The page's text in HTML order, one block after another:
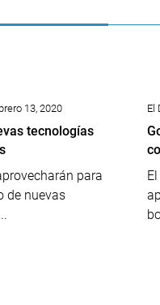
13, 2020
tecnologías
para
de nuevas
El